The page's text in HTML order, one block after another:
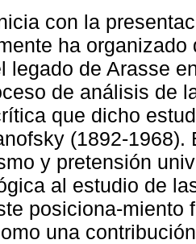
con la
ha
legado de Arasse
de análisis de
que dicho
(1892-
y pretensión
al estudio de
posiciona-miento
una